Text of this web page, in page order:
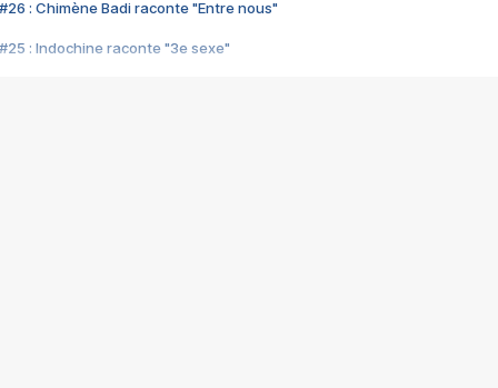
#26 : Chimène Badi raconte "Entre nous"
#25 : Indochine raconte "3e sexe"